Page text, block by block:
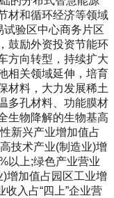
材和循环经济等领域
验区中心商务片区
鼓励外资投资节能环
方向转型，持续扩大
相关领域延伸，培育
材料，大力发展稀土
多孔材料、功能膜材
生物降解的生物基高
新兴产业增加值占
技术产业(制造业)增
以上;绿色产业营业
增加值占园区工业增
入占“四上”企业营